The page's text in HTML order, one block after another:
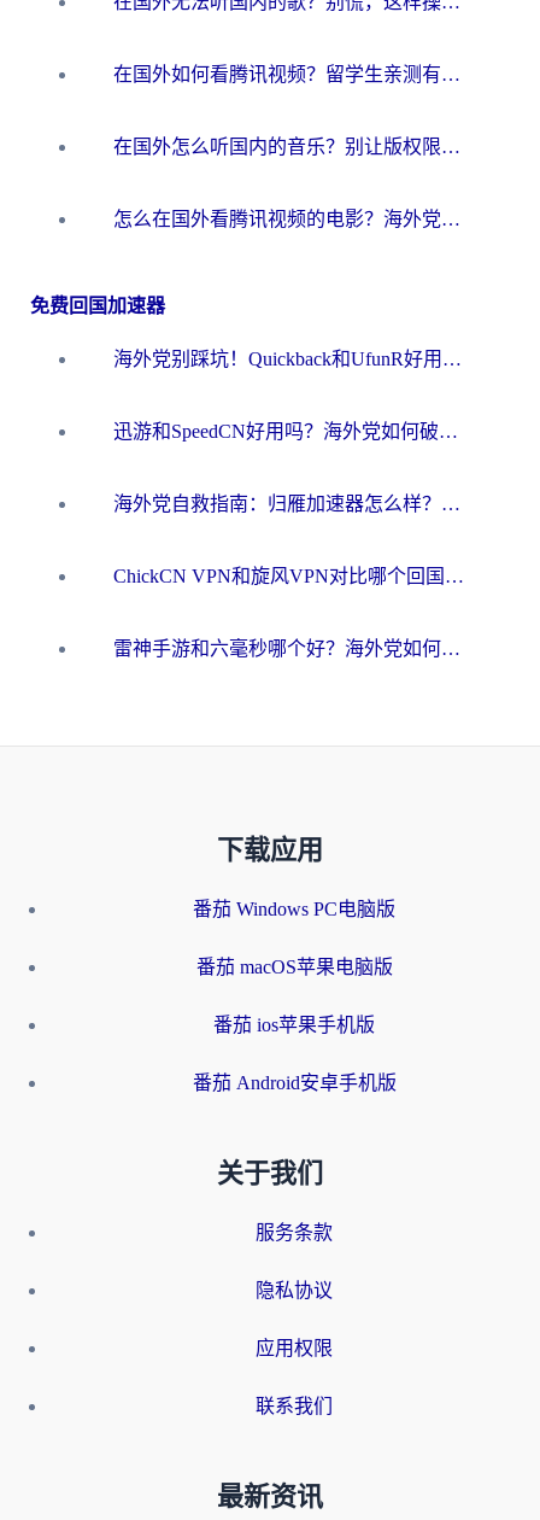
在国外如何看腾讯视频？留学生亲测有效的回国加速方案
在国外怎么听国内的音乐？别让版权限制断了你的华语歌单
怎么在国外看腾讯视频的电影？海外党亲测有效的回国加速指南
免费回国加速器
海外党别踩坑！Quickback和UfunR好用吗？选对回国加速器才能无缝刷国内资源
迅游和SpeedCN好用吗？海外党如何破解那道看不见的墙
海外党自救指南：归雁加速器怎么样？教你避开坑实现国内资源无缝访问
ChickCN VPN和旋风VPN对比哪个回国效果更好？海外用户的选择困境与出路
雷神手游和六毫秒哪个好？海外党如何真正解锁国内资源
下载应用
番茄 Windows PC电脑版
番茄 macOS苹果电脑版
番茄 ios苹果手机版
番茄 Android安卓手机版
关于我们
服务条款
隐私协议
应用权限
联系我们
最新资讯